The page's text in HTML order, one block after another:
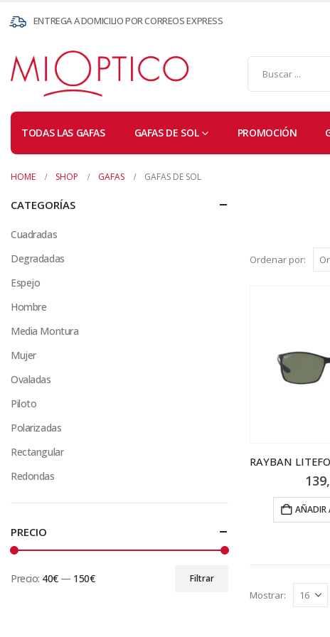
ENTREGA A DOMICILIO POR CORREOS EXPRESS
TODAS LAS GAFAS GAFAS DE SOL PROMOCIÓN
HOME SHOP GAFAS GAFAS DE SOL
Ordenar por:
AÑADIR
Mostrar:
CATEGORÍAS
Cuadradas
Degradadas
Espejo
Hombre
Media Montura
Mujer
Ovaladas
Piloto
Polarizadas
Rectangular
Redondas
PRECIO
Filtrar
Precio: 40€— 150€